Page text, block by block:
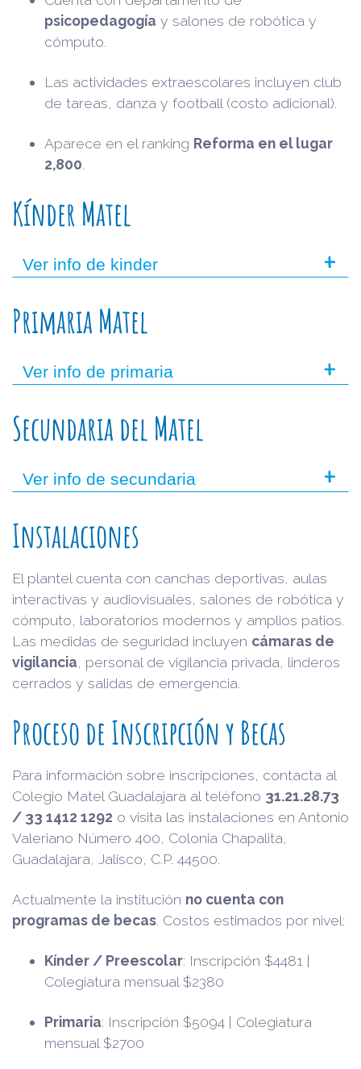
psicopedagogía y salones de robótica y
cómputo.
Las actividades extraescolares incluyen club
de tareas, danza y football (costo adicional).
Aparece en el ranking Reforma en el lugar
2,800
Kínder Matel
Ver info de kinder +
Primaria Matel
Ver info de primaria +
Secundaria del Matel
Ver info de secundaria +
Instalaciones
El plantel cuenta con canchas deportivas, aulas
interactivas y audiovisuales, salones de robótica y
cómputo, laboratorios modernos y amplios patios.
Las medidas de seguridad incluyen cámaras de
vigilancia , personal de vigilancia privada, linderos
cerrados y salidas de emergencia.
Proceso de Inscripción y Becas
Para información sobre inscripciones, contacta al
Colegio Matel Guadalajara al teléfono 31.21.28.73
/ 33 1412 1292 o visita las instalaciones en Antonio
Valeriano Número 400, Colonia Chapalita,
Guadalajara, Jalisco, C.P. 44500.
Actualmente la institución no cuenta con
programas de becas . Costos estimados por nivel:
Kínder / Preescolar: Inscripción $4481 |
Colegiatura mensual $2380
Primaria: Inscripción $5094 | Colegiatura
mensual $2700